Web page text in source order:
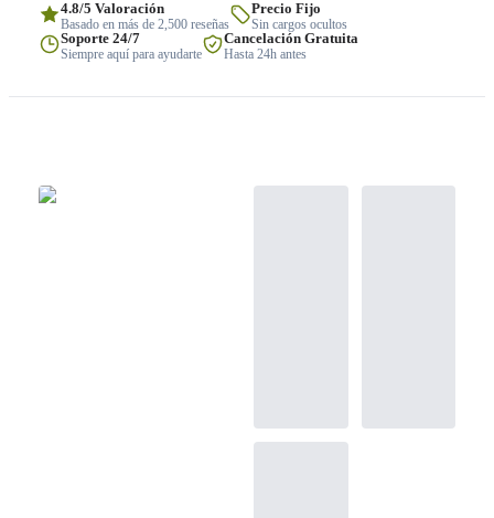
4.8/5 Valoración
Basado en más de 2,500 reseñas
Precio Fijo
Sin cargos ocultos
Soporte 24/7
Siempre aquí para ayudarte
Cancelación Gratuita
Hasta 24h antes